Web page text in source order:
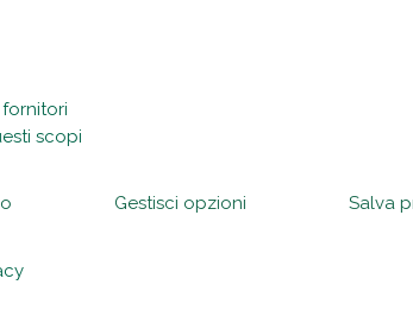
scopi
Gestisci opzioni Salva